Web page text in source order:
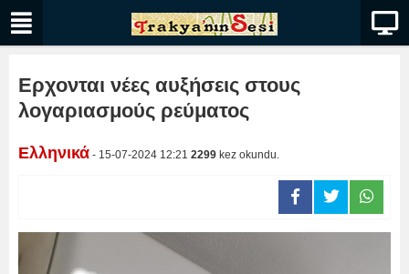
Ερχονται νέες αυξήσεις στους
λογαριασμούς ρεύματος
Ελληνικά - 15-07-2024 12:21 2299 kez okundu.